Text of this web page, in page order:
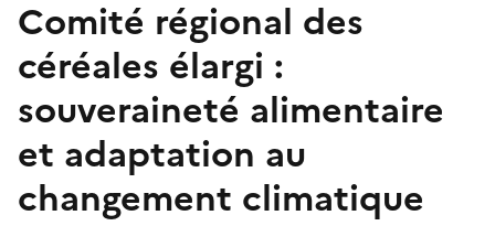
Comité régional des
céréales élargi :
souveraineté alimentaire
et adaptation au
changement climatique